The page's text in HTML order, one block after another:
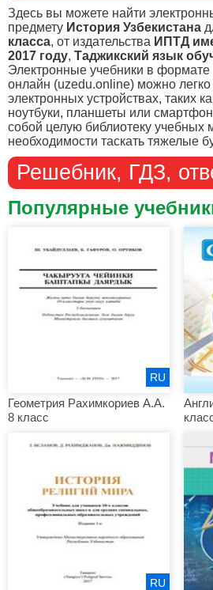
Здесь вы можете найти
предмету История Узбекистана
класса, от издательства ИПТД
2017 году, Таджикский язык
Электронные учебники в формате
онлайн (uzedu.online) можно легко
электронных устройствах, таких
ноутбуки, планшеты или
собой целую библиотеку учебных
необходимости таскать тяжелые
Решебник, ГДЗ,
Популярные
Геометрия Рахимкориев А.А.
8 класс
RU
RU